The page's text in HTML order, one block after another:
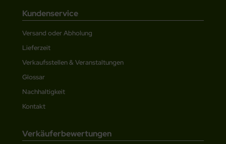
Kundenservice
Versand oder Abholung
Lieferzeit
Verkaufsstellen & Veranstaltungen
Glossar
Nachhaltigkeit
Kontakt
Verkäuferbewertungen